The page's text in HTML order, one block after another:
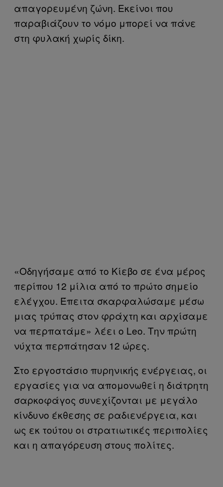
απαγορευμένη ζώνη. Εκείνοι που
παραβιάζουν το νόμο μπορεί να πάνε
στη φυλακή χωρίς δίκη.
«Οδηγήσαμε από το Κίεβο σε ένα μέρος
περίπου 12 μίλια από το πρώτο σημείο
ελέγχου. Έπειτα σκαρφαλώσαμε μέσω
μιας τρύπας στον φράχτη και αρχίσαμε
να περπατάμε» λέει ο Leo. Την πρώτη
νύχτα περπάτησαν 12 ώρες.
Στο εργοστάσιο πυρηνικής ενέργειας, οι
εργασίες για να απομονωθεί η διάτρητη
σαρκοφάγος συνεχίζονται με μεγάλο
κίνδυνο έκθεσης σε ραδιενέργεια, και
ως εκ τούτου οι στρατιωτικές περιπολίες
και η απαγόρευση στους πολίτες.